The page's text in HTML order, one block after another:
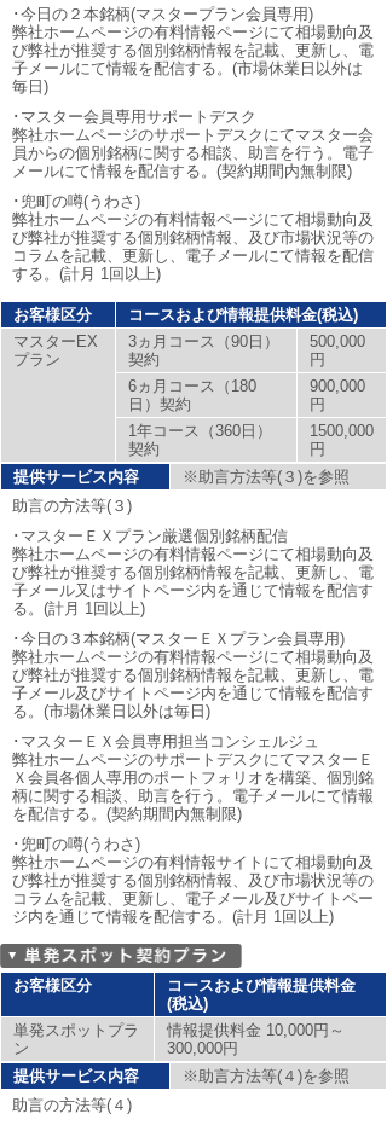
･今日の２本銘柄(マスタープラン会員専用)
弊社ホームページの有料情報ページにて相場動向及
び弊社が推奨する個別銘柄情報を記載、更新し、電
子メールにて情報を配信する。(市場休業日以外は
毎日)
･マスター会員専用サポートデスク
弊社ホームページのサポートデスクにてマスター会
員からの個別銘柄に関する相談、助言を行う。電子
メールにて情報を配信する。(契約期間内無制限)
･兜町の噂(うわさ)
弊社ホームページの有料情報ページにて相場動向及
び弊社が推奨する個別銘柄情報、及び市場状況等の
コラムを記載、更新し、電子メールにて情報を配信
する。(計月 1回以上)
お客様区分
コースおよび情報提供料金(税込)
マスターEX
プラン
3ヵ月コース（90日）
契約
500,000
円
6ヵ月コース（180
日）契約
900,000
円
1年コース（360日）
契約
1500,000
円
提供サービス内容
※助言方法等(３)を参照
助言の方法等(３)
･マスターＥＸプラン厳選個別銘柄配信
弊社ホームページの有料情報ページにて相場動向及
び弊社が推奨する個別銘柄情報を記載、更新し、電
子メール又はサイトページ内を通じて情報を配信す
る。(計月 1回以上)
･今日の３本銘柄(マスターＥＸプラン会員専用)
弊社ホームページの有料情報ページにて相場動向及
び弊社が推奨する個別銘柄情報を記載、更新し、電
子メール及びサイトページ内を通じて情報を配信す
る。(市場休業日以外は毎日)
･マスターＥＸ会員専用担当コンシェルジュ
弊社ホームページのサポートデスクにてマスターＥ
Ｘ会員各個人専用のポートフォリオを構築、個別銘
柄に関する相談、助言を行う。電子メールにて情報
を配信する。(契約期間内無制限)
･兜町の噂(うわさ)
弊社ホームページの有料情報サイトにて相場動向及
び弊社が推奨する個別銘柄情報、及び市場状況等の
コラムを記載、更新し、電子メール及びサイトペー
ジ内を通じて情報を配信する。(計月 1回以上)
お客様区分
コースおよび情報提供料金
(税込)
単発スポットプラ
ン
情報提供料金 10,000円～
300,000円
提供サービス内容
※助言方法等(４)を参照
助言の方法等(４)